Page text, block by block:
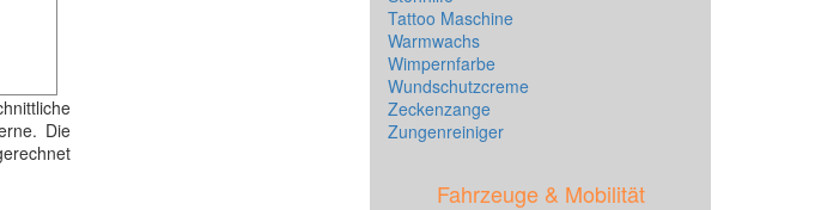
Die
Tattoo Maschine
Warmwachs
Wimpernfarbe
Wundschutzcreme
Zeckenzange
Zungenreiniger
Fahrzeuge & Mobilität